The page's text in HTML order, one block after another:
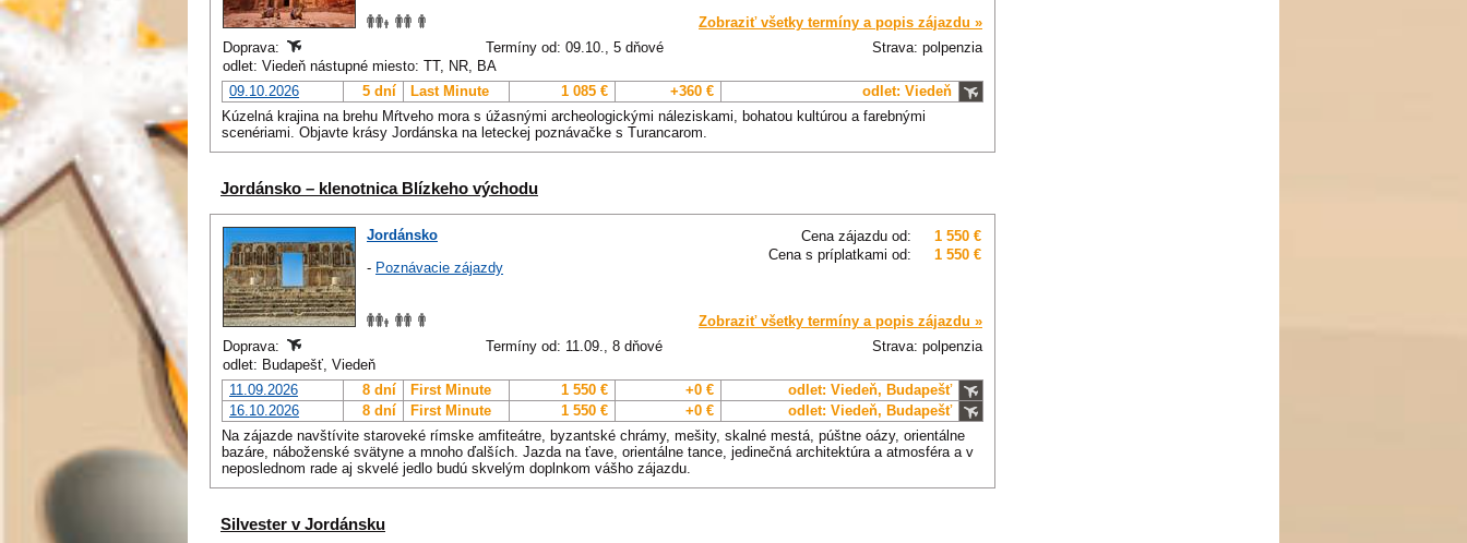
Zobraziť všetky termíny a popis zájazdu »
Doprava:
Termíny od: 09.10., 5 dňové
Strava: polpenzia
odlet: Viedeň nástupné miesto: TT, NR, BA
09.10.2026
5 dní Last Minute 1 085 € +360 €
odlet: Viedeň
Kúzelná krajina na brehu Mŕtveho mora s úžasnými archeologickými náleziskami, bohatou kultúrou a farebnými
scenériami. Objavte krásy Jordánska na leteckej poznávačke s Turancarom.
Jordánsko – klenotnica Blízkeho východu
Cena zájazdu od:
1 550 €
Cena s príplatkami od:
1 550 €
Jordánsko
- Poznávacie zájazdy
Zobraziť všetky termíny a popis zájazdu »
Doprava:
Termíny od: 11.09., 8 dňové
Strava: polpenzia
odlet: Budapešť, Viedeň
11.09.2026
8 dní First Minute 1 550 € +0 €
odlet: Viedeň, Budapešť
16.10.2026
8 dní First Minute 1 550 € +0 €
odlet: Viedeň, Budapešť
Na zájazde navštívite staroveké rímske amfiteátre, byzantské chrámy, mešity, skalné mestá, púštne oázy, orientálne
bazáre, náboženské svätyne a mnoho ďalších. Jazda na ťave, orientálne tance, jedinečná architektúra a atmosféra a v
neposlednom rade aj skvelé jedlo budú skvelým doplnkom vášho zájazdu.
Silvester v Jordánsku